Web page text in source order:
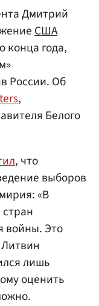
Дмитрий
США
конца года,
России. Об
,
Белого
, что
выборов
«В
войны. Это
лишь
оценить